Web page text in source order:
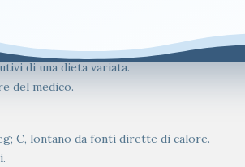
dei 3 anni.
di una dieta variata.
del medico.
C, lontano da fonti dirette di calore.